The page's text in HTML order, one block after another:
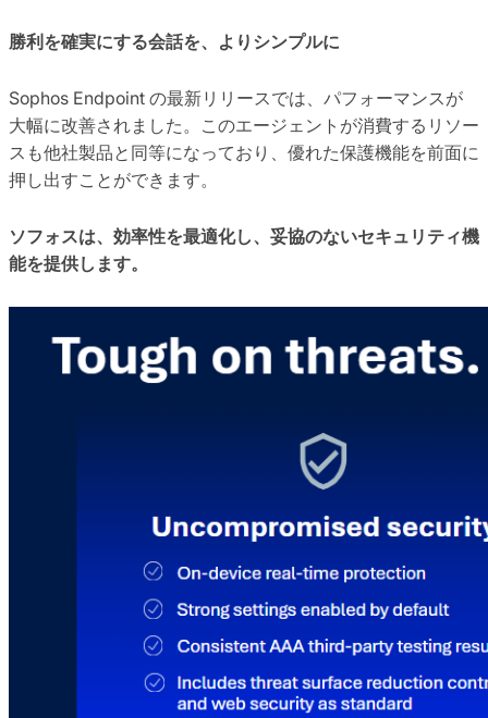
勝利を確実にする会話を、よりシンプルに
Sophos Endpoint の最新リリースでは、パフォーマンスが
大幅に改善されました。このエージェントが消費するリソー
スも他社製品と同等になっており、優れた保護機能を前面に
押し出すことができます。
ソフォスは、効率性を最適化し、妥協のないセキュリティ機
能を提供します。